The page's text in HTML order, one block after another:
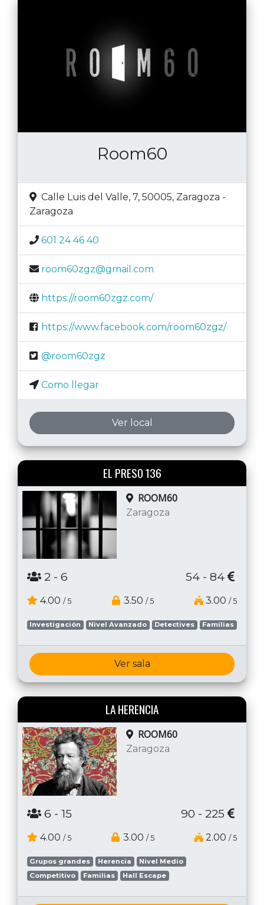
Room60
Calle Luis del Valle, 7, 50005, Zaragoza -
Zaragoza
601 24 46 40
room60zgz@gmail.com
https://room60zgz.com/
https://www.facebook.com/room60zgz/
@room60zgz
Como llegar
Ver local
EL PRESO 136
ROOM60
Zaragoza
2 - 6 54 - 84
4.00 / 5 3.50 / 5 3.00 / 5
Investigación Nivel Avanzado Detectives Familias
Ver sala
LA HERENCIA
ROOM60
Zaragoza
6 - 15 90 - 225
4.00 / 5 3.00 / 5 2.00 / 5
Grupos grandes Herencia
Nivel Medio
Competitivo
Familias Hall Escape